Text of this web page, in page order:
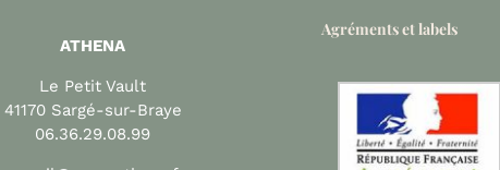
ATHENA
Le Petit Vault
41170 Sargé-sur-Braye
06.36.29.08.99
Agréments et labels